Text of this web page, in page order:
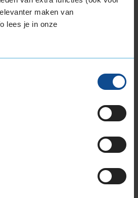
maken van
lees je in onze